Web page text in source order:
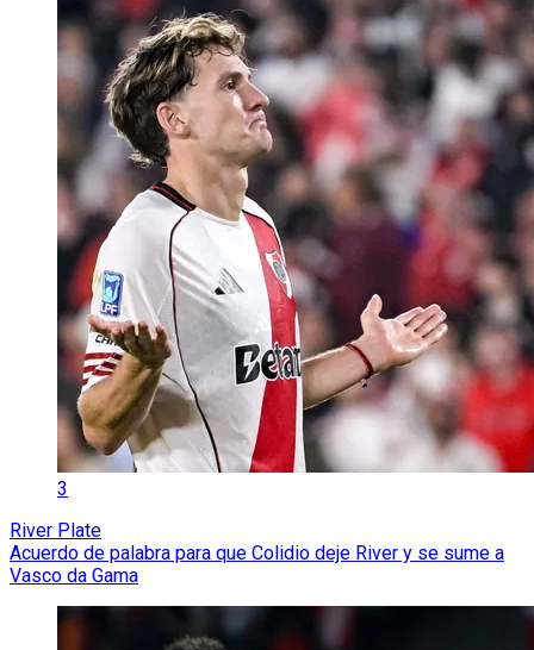
3
River Plate
Acuerdo de palabra para que Colidio deje River y se sume a
Vasco da Gama